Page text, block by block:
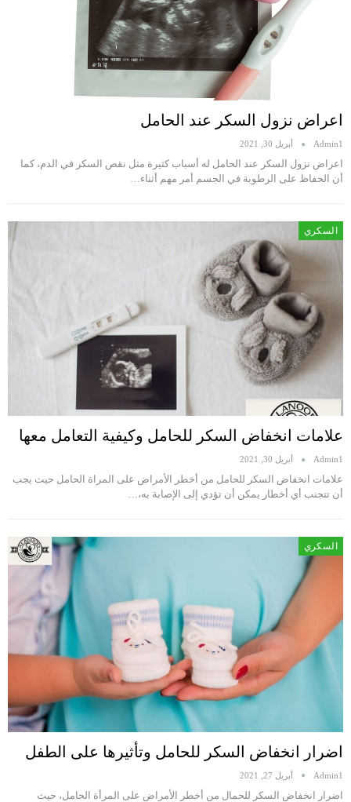
اعراض نزول السكر عند الحامل
Admin1 أبريل 30, 2021
اعراض نزول السكر عند الحامل له أسباب كثيرة مثل نقص السكر في الدم، كما
أن الحفاظ على الرطوبة في الجسم أمر مهم أثناء…
السكري
علامات انخفاض السكر للحامل وكيفية التعامل معها
Admin1 أبريل 30, 2021
علامات انخفاض السكر للحامل من أخطر الأمراض على المراة الحامل حيث يجب
أن تتجنب أي أخطار يمكن أن تؤدي إلى الإصابة به،…
السكري
اضرار انخفاض السكر للحامل وتأثيرها على الطفل
Admin1 أبريل 27, 2021
اضرار انخفاض السكر للحمال من أخطر الأمراض على المرأة الحامل، حيث